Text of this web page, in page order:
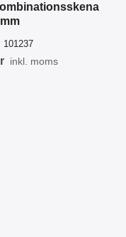
101237
inkl. moms